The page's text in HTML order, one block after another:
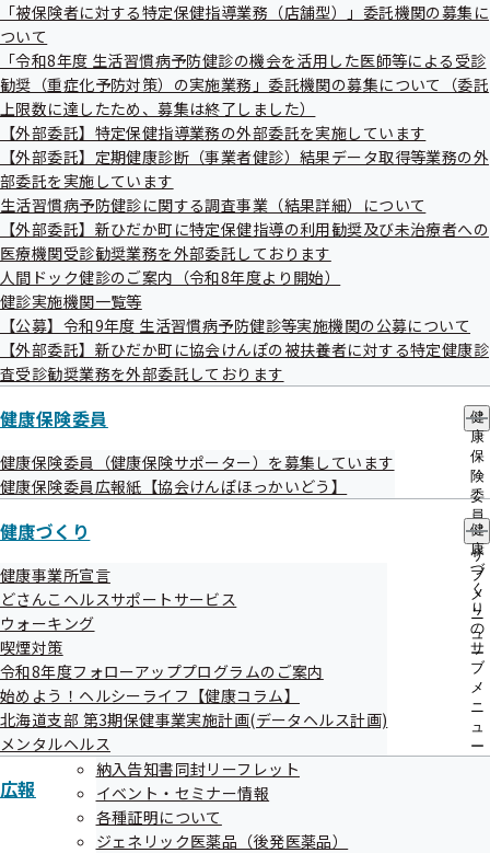
サ
メ
ニ
ュ
案
の
サ
ュ
「被保険者に対する特定保健指導業務（店舗型）」委託機関の募集に
ついて
「令和8年度 生活習慣病予防健診の機会を活用した医師等による受診
勧奨（重症化予防対策）の実施業務」委託機関の募集について（委託
上限数に達したため、募集は終了しました）
【外部委託】特定保健指導業務の外部委託を実施しています
【外部委託】定期健康診断（事業者健診）結果データ取得等業務の外
部委託を実施しています
生活習慣病予防健診に関する調査事業（結果詳細）について
【外部委託】新ひだか町に特定保健指導の利用勧奨及び未治療者への
医療機関受診勧奨業務を外部委託しております
人間ドック健診のご案内（令和8年度より開始）
健診実施機関一覧等
【公募】令和9年度 生活習慣病予防健診等実施機関の公募について
【外部委託】新ひだか町に協会けんぽの被扶養者に対する特定健康診
査受診勧奨業務を外部委託しております
健康保険委員
健
康
保
険
委
員
の
サ
ブ
メ
ニ
ュ
ー
健康保険委員（健康保険サポーター）を募集しています
健康保険委員広報紙【協会けんぽほっかいどう】
健康づくり
健
康
づ
く
り
の
サ
ブ
メ
ニ
ュ
ー
健康事業所宣言
どさんこヘルスサポートサービス
ウォーキング
喫煙対策
令和8年度フォローアッププログラムのご案内
始めよう！ヘルシーライフ【健康コラム】
北海道支部 第3期保健事業実施計画(データヘルス計画)
メンタルヘルス
広報
納入告知書同封リーフレット
イベント・セミナー情報
各種証明について
ジェネリック医薬品（後発医薬品）
電子申請
【こんなときに】
オンラインで手軽に申請したい
電子申請について知りたい
電子申請サービスについて
各種申請書
【こんなときに】
申請書がほしい、ダウンロードしたい
申請書のネットプリント方法を知りたい
全国健康保険協会 申請書
健康保険委員
【こんなときに】